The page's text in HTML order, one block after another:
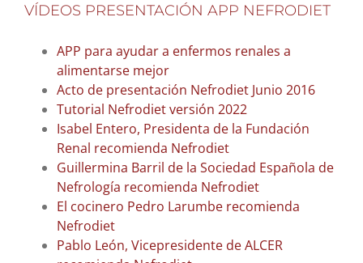
VÍDEOS PRESENTACIÓN APP NEFRODIET
APP para ayudar a enfermos renales a
alimentarse mejor
Acto de presentación Nefrodiet Junio 2016
Tutorial Nefrodiet versión 2022
Isabel Entero, Presidenta de la Fundación
Renal recomienda Nefrodiet
Guillermina Barril de la Sociedad Española de
Nefrología recomienda Nefrodiet
El cocinero Pedro Larumbe recomienda
Nefrodiet
Pablo León, Vicepresidente de ALCER